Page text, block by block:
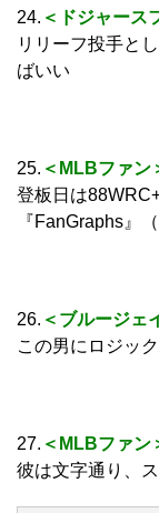
24. ＜ドジャース
リリーフ投手と
ばいい
25. ＜MLBファン
登板日は
『FanGraphs』
26. ＜ブルージェ
この男にロジッ
27. ＜MLBファン
彼は文字通り、